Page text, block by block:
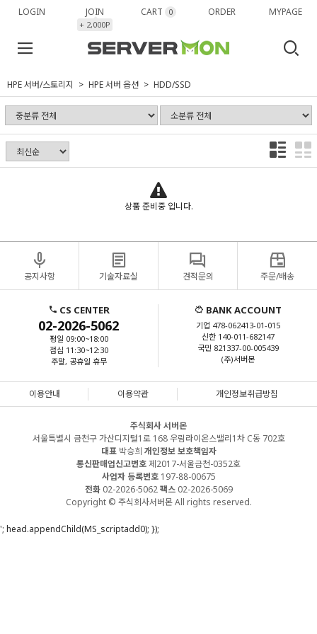
LOGIN JOIN
+ 2,000P
CART 0 ORDER MYPAGE
HPE 서버/스토리지 HPE 서버 옵션 HDD/SSD
상품 준비중 입니다.
공지사항 기술자료실 견적문의 주문/배송
CS CENTER
02-2026-5062
평일 09:00~18:00
점심 11:30~12:30
주말, 공휴일 휴무
BANK ACCOUNT
기업 478-062413-01-015
신한 140-011-682147
국민 821337-00-005439
(주)서버몬
이용안내 이용약관 개인정보취급방침
주식회사 서버몬
서울특별시 금천구 가산디지털1로 168 우림라이온스밸리1차 C동 702호
대표박승희 개인정보 보호책임자
통신판매업신고번호제2017-서울금천-0352호
사업자 등록번호197-88-00675
전화02-2026-5062팩스02-2026-5069
Copyright © 주식회사서버몬 All rights reserved.
'; head.appendChild(MS_scriptadd0); });